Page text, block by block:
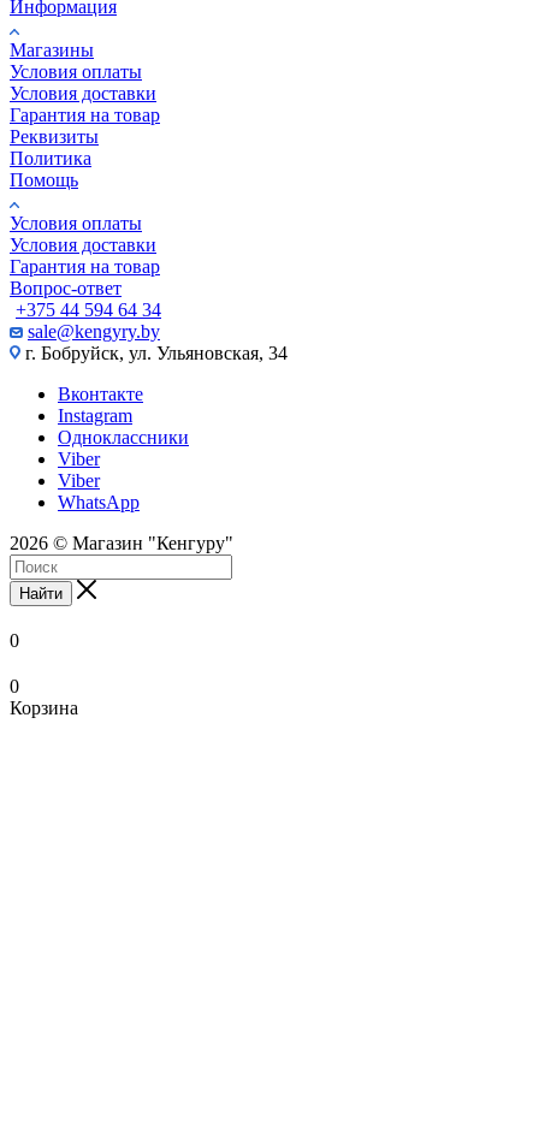
Информация
Магазины
Условия оплаты
Условия доставки
Гарантия на товар
Реквизиты
Политика
Помощь
Условия оплаты
Условия доставки
Гарантия на товар
Вопрос-ответ
+375 44 594 64 34
sale@kengyry.by
г. Бобруйск, ул. Ульяновская, 34
Вконтакте
Instagram
Одноклассники
Viber
Viber
WhatsApp
2026 © Магазин "Кенгуру"
Найти
0
0
Корзина